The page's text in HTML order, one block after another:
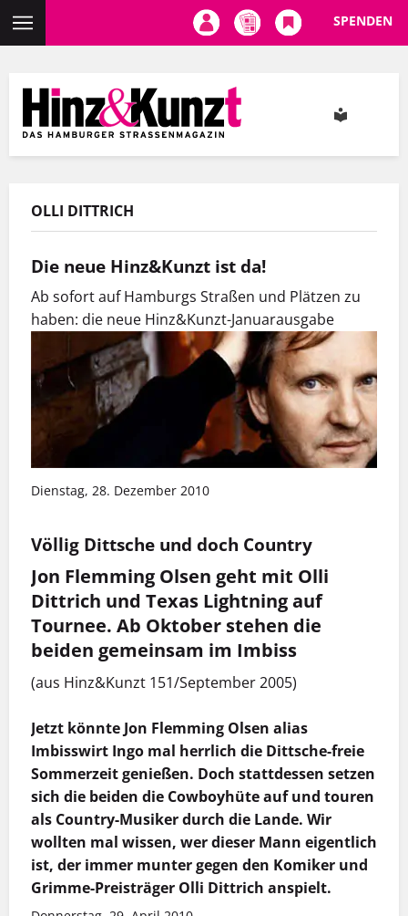
Inhalt
SPENDEN
OLLI DITTRICH
Die neue Hinz&Kunzt ist da!
Ab sofort auf Hamburgs Straßen und Plätzen zu
haben: die neue Hinz&Kunzt-Januarausgabe
Dienstag, 28. Dezember 2010
Völlig Dittsche und doch Country
Jon Flemming Olsen geht mit Olli
Dittrich und Texas Lightning auf
Tournee. Ab Oktober stehen die
beiden gemeinsam im Imbiss
(aus Hinz&Kunzt 151/September 2005)
Jetzt könnte Jon Flemming Olsen alias
Imbisswirt Ingo mal herrlich die Dittsche-freie
Sommerzeit genießen. Doch stattdessen setzen
sich die beiden die Cowboyhüte auf und touren
als Country-Musiker durch die Lande. Wir
wollten mal wissen, wer dieser Mann eigentlich
ist, der immer munter gegen den Komiker und
Grimme-Preisträger Olli Dittrich anspielt.